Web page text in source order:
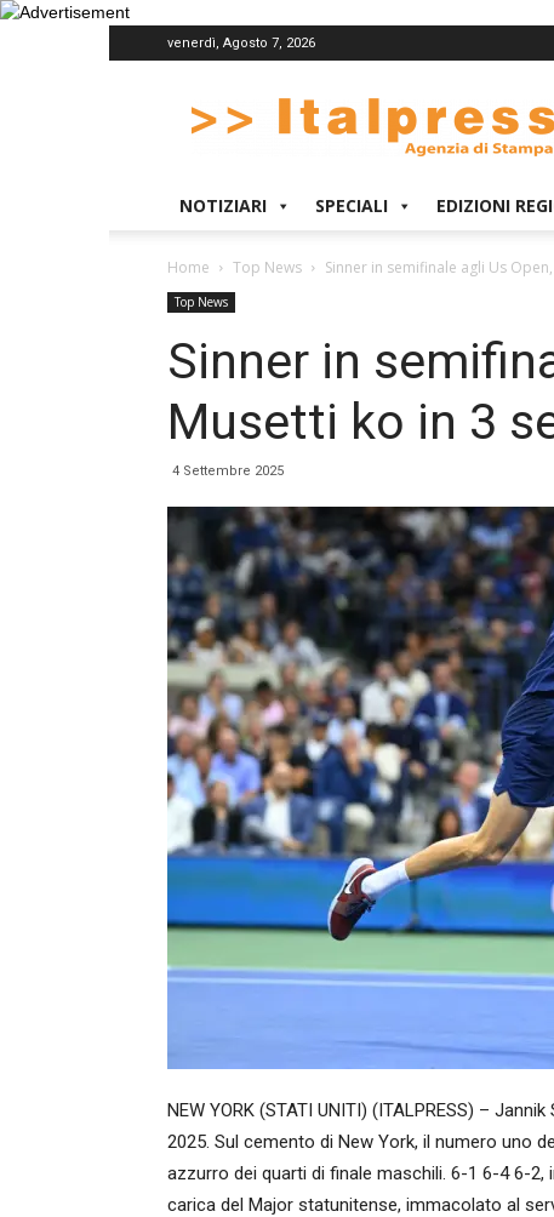
venerdì, Agosto 7, 2026
NOTIZIARI SPECIALI EDIZIONI
Home Top News Sinner in semifinale agli Us
Top News
Sinner in
Musetti ko in 3
4 Settembre 2025
NEW YORK (STATI UNITI) (ITALPRESS) –
2025. Sul cemento di New York, il numero uno
azzurro dei quarti di finale maschili. 6-1 6-4 6-
carica del Major statunitense, immacolato al